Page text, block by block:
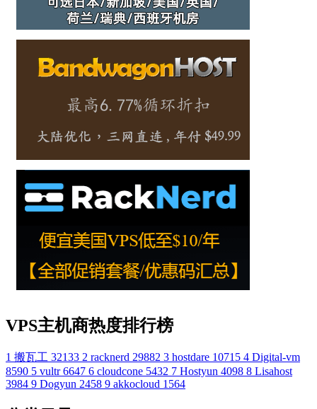
VPS主机商热度排行榜
1 搬瓦工 32133 2 racknerd 29882 3 hostdare 10715 4 Digital-vm
8590 5 vultr 6647 6 cloudcone 5432 7 Hostyun 4098 8 Lisahost
3984 9 Dogyun 2458 9 akkocloud 1564